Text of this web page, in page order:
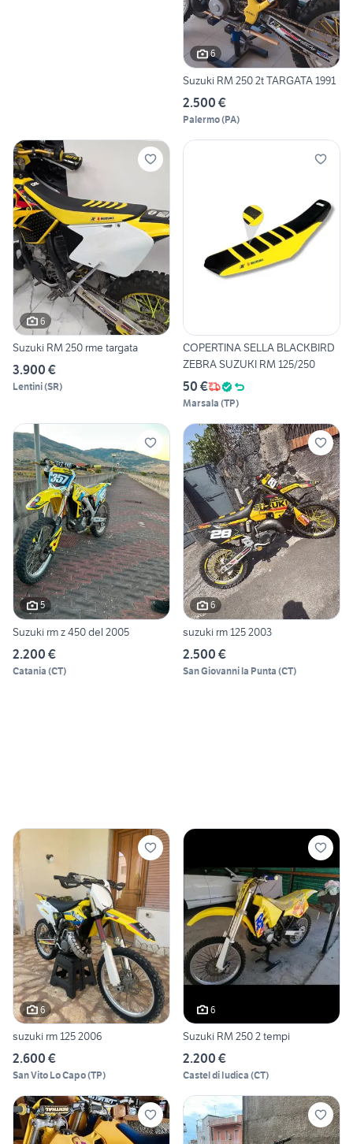
6
Suzuki RM 250 2t TARGATA 1991
2.500 €
Palermo(PA)
6
Suzuki RM 250 rme targata
3.900 €
Lentini(SR)
COPERTINA SELLA BLACKBIRD
ZEBRA SUZUKI RM 125/250
50 €
Marsala (TP)
5
Suzuki rm z 450 del 2005
2.200 €
Catania (CT)
6
suzuki rm 125 2003
2.500 €
San Giovanni la Punta (CT)
6
suzuki rm 125 2006
2.600 €
San Vito Lo Capo(TP)
6
Suzuki RM 250 2 tempi
2.200 €
Castel di Iudica (CT)